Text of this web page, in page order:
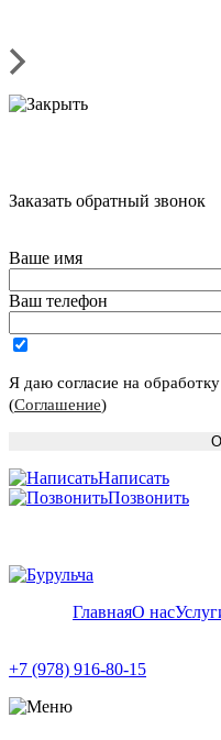
Заказать обратный звонок
Ваше имя
Ваш телефон
Я даю согласие на
(Соглашение)
Написать
Позвонить
ГлавнаяО нас
+7 (978) 916-80-15